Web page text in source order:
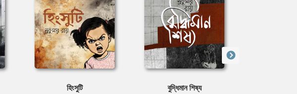
হিংসুটি বুদ্ধিমান শিষ্য